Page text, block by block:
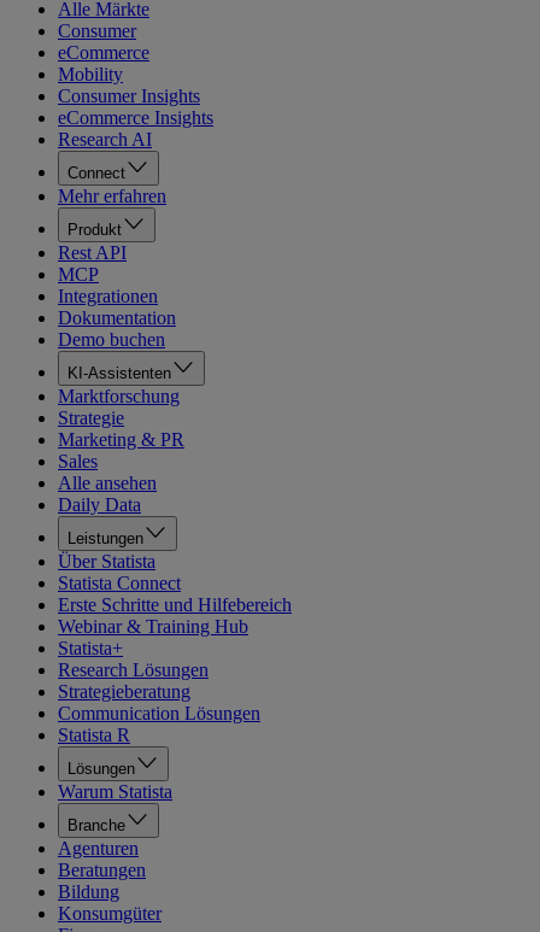
Alle Märkte
Consumer
eCommerce
Mobility
Consumer Insights
eCommerce Insights
Research AI
Connect
Mehr erfahren
Produkt
Rest API
MCP
Integrationen
Dokumentation
Demo buchen
KI-Assistenten
Marktforschung
Strategie
Marketing & PR
Sales
Alle ansehen
Daily Data
Leistungen
Über Statista
Statista Connect
Erste Schritte und Hilfebereich
Webinar & Training Hub
Statista+
Research Lösungen
Strategieberatung
Communication Lösungen
Statista R
Lösungen
Warum Statista
Branche
Agenturen
Beratungen
Bildung
Konsumgüter